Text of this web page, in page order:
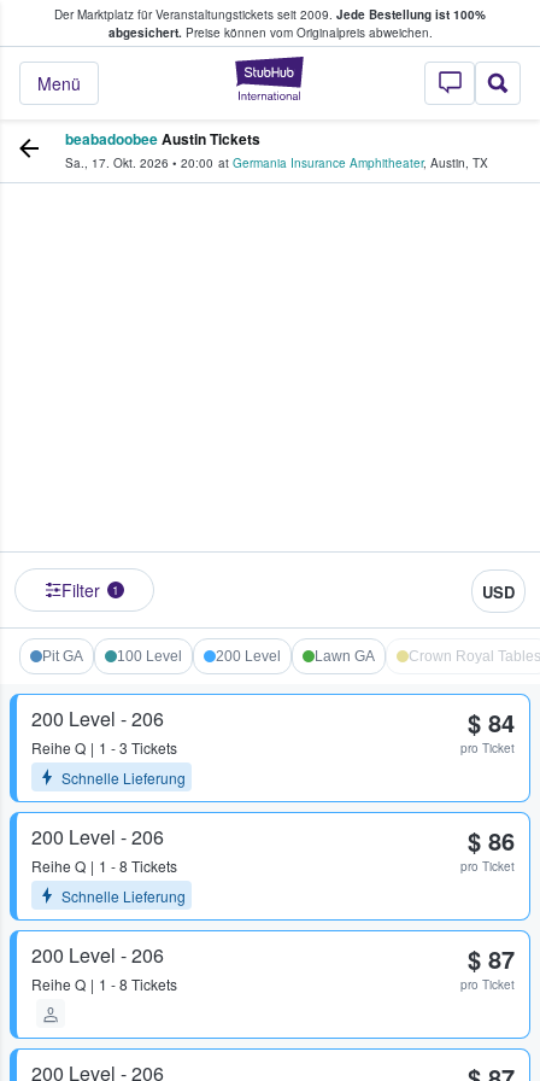
Der Marktplatz für Veranstaltungstickets seit 2009. Jede Bestellung ist 100%
abgesichert.Preise können vom Originalpreis abweichen.
StubHub - Wo
Menü
Tickets kaufen & verkaufen
beabadoobeeAustin Tickets
Sa., 17. Okt. 2026 • 20:00 at Germania Insurance Amphitheater, Austin, TX
Filter 1 USD
Pit GA 100 Level 200 Level Lawn GA Crown Royal Tables
200 Level - 206
Reihe Q
1 - 3 Tickets
Schnelle Lieferung
$ 84
pro Ticket
200 Level - 206
Reihe Q
1 - 8 Tickets
Schnelle Lieferung
$ 86
pro Ticket
200 Level - 206
Reihe Q 1 - 8 Tickets
$ 87
pro Ticket
200 Level - 206